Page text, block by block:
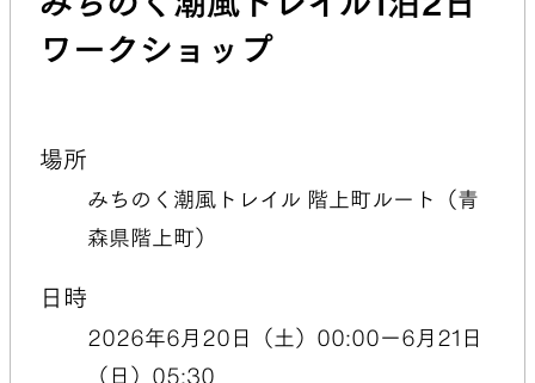
ワークショップ
場所
みちのく潮風トレイル 階上町ルート（青
森県階上町）
日時
2026年6月20日（土）00:00ー6月21日
（日）05:30